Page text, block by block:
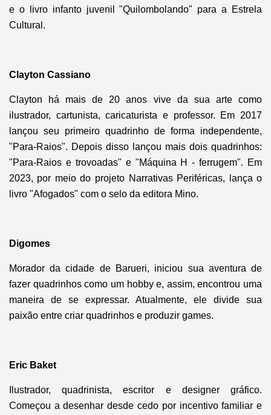
e o livro infanto juvenil "Quilombolando" para a Estrela
Cultural.
Clayton Cassiano
Clayton há mais de 20 anos vive da sua arte como
ilustrador, cartunista, caricaturista e professor. Em 2017
lançou seu primeiro quadrinho de forma independente,
"Para-Raios". Depois disso lançou mais dois quadrinhos:
"Para-Raios e trovoadas" e "Máquina H - ferrugem". Em
2023, por meio do projeto Narrativas Periféricas, lança o
livro "Afogados" com o selo da editora Mino.
Digomes
Morador da cidade de Barueri, iniciou sua aventura de
fazer quadrinhos como um hobby e, assim, encontrou uma
maneira de se expressar. Atualmente, ele divide sua
paixão entre criar quadrinhos e produzir games.
Eric Baket
Ilustrador, quadrinista, escritor e designer gráfico.
Começou a desenhar desde cedo por incentivo familiar e